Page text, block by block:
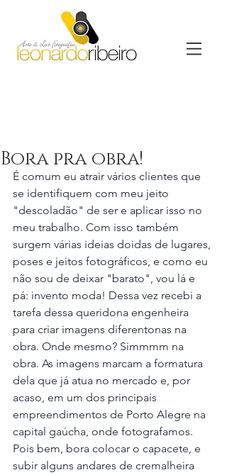
Bora pra obra!
É comum eu atrair vários clientes que
se identifiquem com meu jeito
"descoladão" de ser e aplicar isso no
meu trabalho. Com isso também
surgem várias ideias doidas de lugares,
poses e jeitos fotográficos, e como eu
não sou de deixar "barato", vou lá e
pá: invento moda! Dessa vez recebi a
tarefa dessa queridona engenheira
para criar imagens diferentonas na
obra. Onde mesmo? Simmmm na
obra. As imagens marcam a formatura
dela que já atua no mercado e, por
acaso, em um dos principais
empreendimentos de Porto Alegre na
capital gaúcha, onde fotografamos.
Pois bem, bora colocar o capacete, e
subir alguns andares de cremalheira